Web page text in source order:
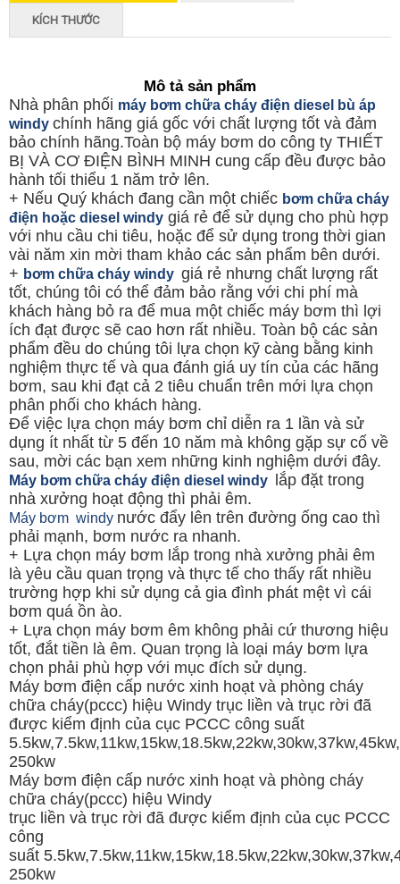
KÍCH THƯỚC
Mô tả sản phẩm
Nhà phân phối máy bơm chữa cháy điện diesel bù áp
windy chính hãng giá gốc với chất lượng tốt và đảm
bảo chính hãng.Toàn bộ máy bơm do công ty THIẾT
BỊ VÀ CƠ ĐIỆN BÌNH MINH cung cấp đều được bảo
hành tối thiểu 1 năm trở lên.
+ Nếu Quý khách đang cần một chiếc bơm chữa cháy
điện hoặc diesel windy giá rẻ để sử dụng cho phù hợp
với nhu cầu chi tiêu, hoặc để sử dụng trong thời gian
vài năm xin mời tham khảo các sản phẩm bên dưới.
+ bơm chữa cháy windy giá rẻ nhưng chất lượng rất
tốt, chúng tôi có thể đảm bảo rằng với chi phí mà
khách hàng bỏ ra để mua một chiếc máy bơm thì lợi
ích đạt được sẽ cao hơn rất nhiều. Toàn bộ các sản
phẩm đều do chúng tôi lựa chọn kỹ càng bằng kinh
nghiệm thực tế và qua đánh giá uy tín của các hãng
bơm, sau khi đạt cả 2 tiêu chuẩn trên mới lựa chọn
phân phối cho khách hàng.
Để việc lựa chọn máy bơm chỉ diễn ra 1 lần và sử
dụng ít nhất từ 5 đến 10 năm mà không gặp sự cố về
sau, mời các bạn xem những kinh nghiệm dưới đây.
Máy bơm chữa cháy điện diesel windy lắp đặt trong
nhà xưởng hoạt động thì phải êm.
Máy bơm windy nước đẩy lên trên đường ống cao thì
phải mạnh, bơm nước ra nhanh.
+ Lựa chọn máy bơm lắp trong nhà xưởng phải êm
là yêu cầu quan trọng và thực tế cho thấy rất nhiều
trường hợp khi sử dụng cả gia đình phát mệt vì cái
bơm quá ồn ào.
+ Lựa chọn máy bơm êm không phải cứ thương hiệu
tốt, đắt tiền là êm. Quan trọng là loại máy bơm lựa
chọn phải phù hợp với mục đích sử dụng.
Máy bơm điện cấp nước xinh hoạt và phòng cháy
chữa cháy(pccc) hiệu Windy trục liền và trục rời đã
được kiểm định của cục PCCC công suất
250kw
Máy bơm điện cấp nước xinh hoạt và phòng cháy
chữa cháy(pccc) hiệu Windy
trục liền và trục rời đã được kiểm định của cục PCCC
công
suất
250kw